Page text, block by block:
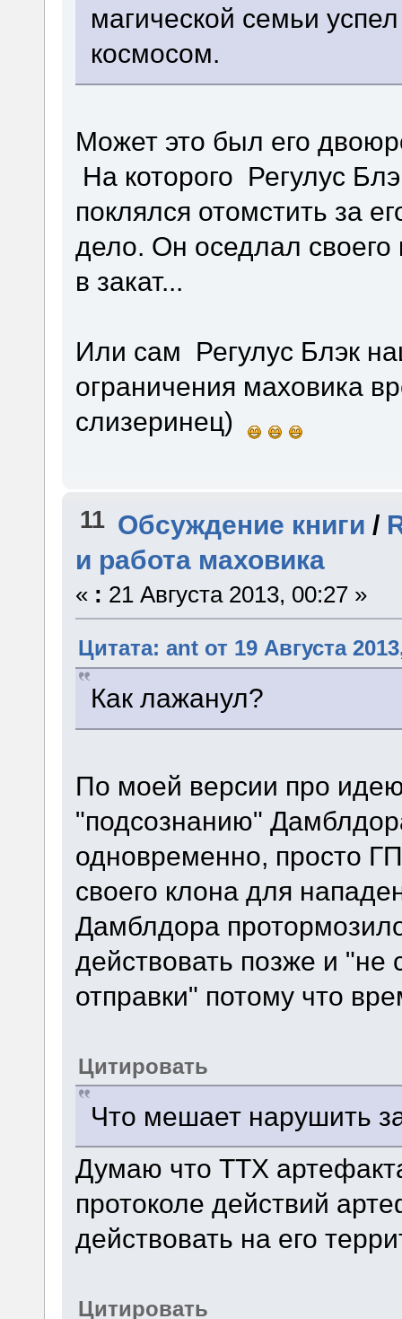
магической семьи
космосом.
Может это был его
На которого Регулус
поклялся отомстить за
дело. Он оседлал своего
в закат...
Или сам Регулус Блэк
ограничения маховика
слизеринец)
11 Обсуждение книги /
и работа маховика
« : 21 Августа 2013, 00:27 »
Цитата: ant от 19 Августа
Как лажанул?
По моей версии про
"подсознанию"
одновременно, просто
своего клона для
Дамблдора
действовать позже и "не
отправки" потому что
Цитировать
Что мешает нарушить
Думаю что ТТХ
протоколе действий
действовать на его
Цитировать